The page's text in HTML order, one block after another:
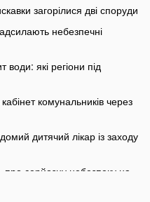
загорілися дві споруди
небезпечні
води: які регіони під
комунальників через
дитячий лікар із заходу
серйозну небезпеку на